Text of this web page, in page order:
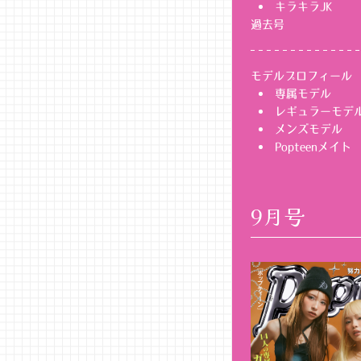
キラキラJK
過去号
モデルプロフィール
専属モデル
レギュラーモデ
メンズモデル
Popteenメイト
9月号